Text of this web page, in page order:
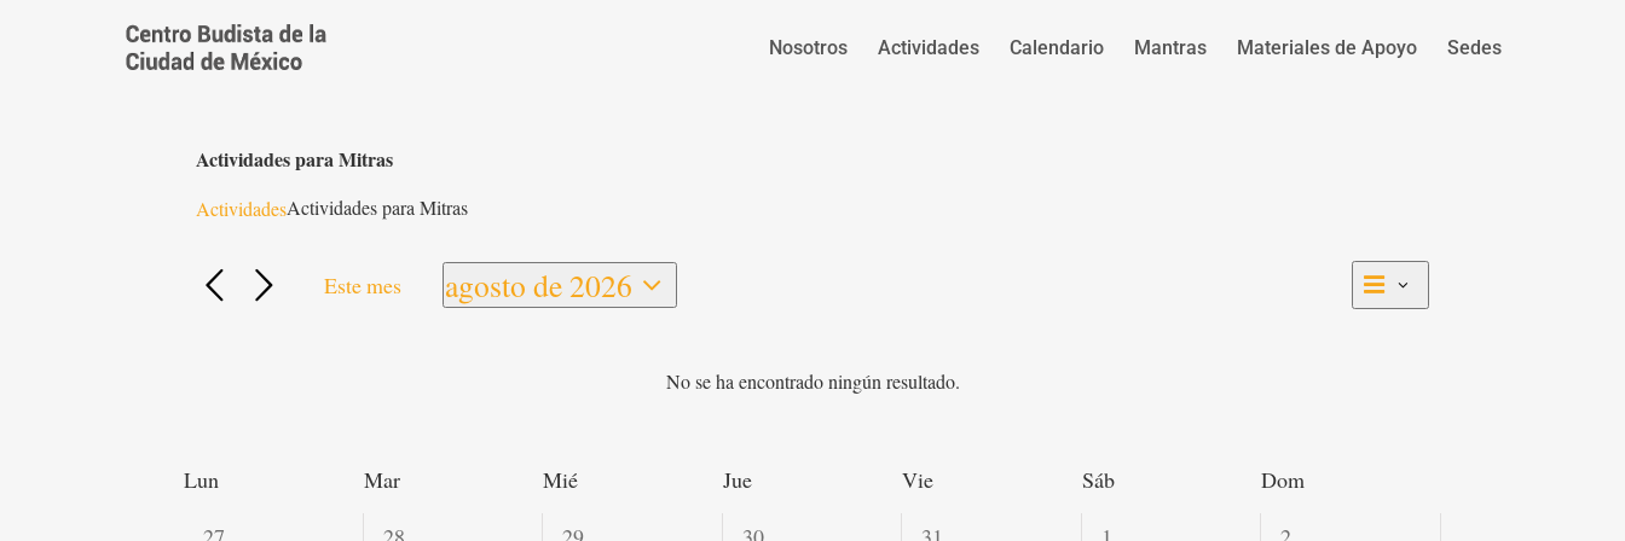
Nosotros Actividades Calendario Mantras Materiales de Apoyo Sedes
No se ha encontrado ningún resultado.
Actividades para Mitras
ActividadesActividades para Mitras
Navegación
Navegación
de
Mes
Este mes
agosto de 2026
Seleccionar
Calendario
Lun Mar Mié Jue Vie Sáb
Dom
0
0
0
0
0
0
0